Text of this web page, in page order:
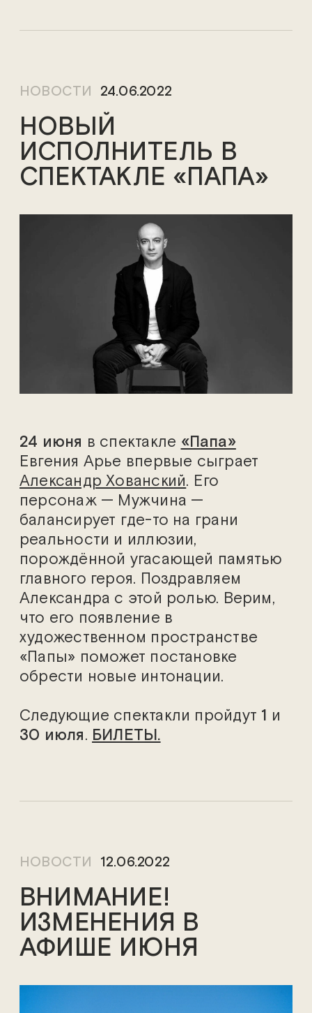
НОВОСТИ 24.06.2022
НОВЫЙ
ИСПОЛНИТЕЛЬ В
СПЕКТАКЛЕ «ПАПА»
24 июня в спектакле «Папа»
Евгения Арье впервые сыграет
Александр Хованский. Его
персонаж — Мужчина —
балансирует где-то на грани
реальности и иллюзии,
порождённой угасающей памятью
главного героя. Поздравляем
Александра с этой ролью. Верим,
что его появление в
художественном пространстве
«Папы» поможет постановке
обрести новые интонации.
Следующие спектакли пройдут 1 и
30 июля. БИЛЕТЫ.
НОВОСТИ 12.06.2022
ВНИМАНИЕ!
ИЗМЕНЕНИЯ В
АФИШЕ ИЮНЯ